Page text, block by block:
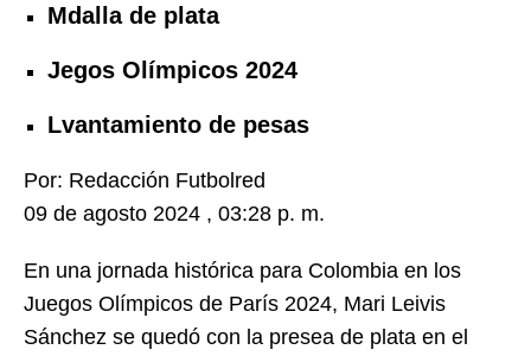
Mdalla de plata
Jegos Olímpicos 2024
Lvantamiento de pesas
Por: Redacción Futbolred
09 de agosto 2024 , 03:28 p. m.
En una jornada histórica para Colombia en los
Juegos Olímpicos de París 2024, Mari Leivis
Sánchez se quedó con la presea de plata en el